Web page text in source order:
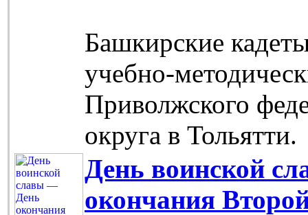
Башкирские
учебно-
Приволжского
округа в Тольятти.
День воинской
окончания